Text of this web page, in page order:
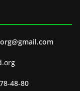
48-80